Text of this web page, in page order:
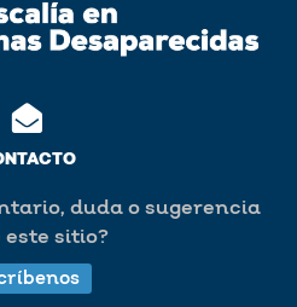
duda o sugerencia
este sitio?